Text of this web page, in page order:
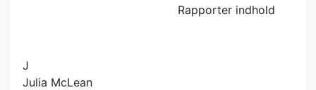
Rapporter indhold
J
Julia McLean